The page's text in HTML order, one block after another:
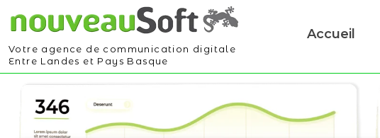
Votre agence de communication digitale
Entre Landes et Pays Basque
Accueil